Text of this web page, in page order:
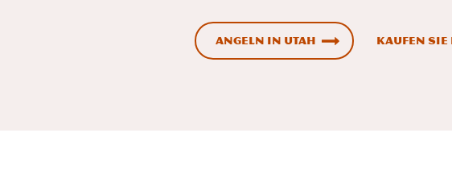
Angeln in Utah Kaufen